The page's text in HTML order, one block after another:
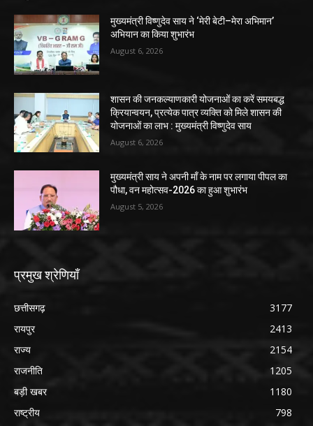
मुख्यमंत्री विष्णुदेव साय ने ‘मेरी बेटी–मेरा अभिमान’
अभियान का किया शुभारंभ
August 6, 2026
शासन की जनकल्याणकारी योजनाओं का करें समयबद्ध
क्रियान्वयन, प्रत्येक पात्र व्यक्ति को मिले शासन की
योजनाओं का लाभ : मुख्यमंत्री विष्णुदेव साय
August 6, 2026
मुख्यमंत्री साय ने अपनी माँ के नाम पर लगाया पीपल का
पौधा, वन महोत्सव-2026 का हुआ शुभारंभ
August 5, 2026
प्रमुख श्रेणियाँ
छत्तीसगढ़
3177
रायपुर
2413
राज्य
2154
राजनीति
1205
बड़ी खबर
1180
राष्ट्रीय
798